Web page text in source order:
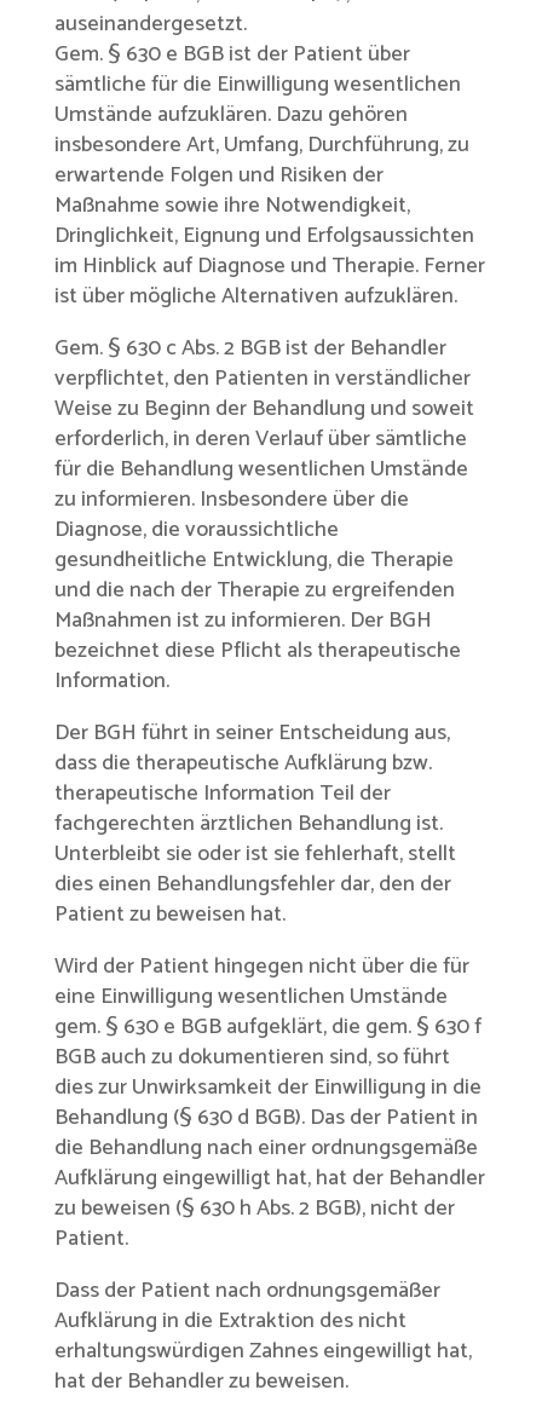
auseinandergesetzt.
Gem. § 630 e BGB ist der Patient über
sämtliche für die Einwilligung wesentlichen
Umstände aufzuklären. Dazu gehören
insbesondere Art, Umfang, Durchführung, zu
erwartende Folgen und Risiken der
Maßnahme sowie ihre Notwendigkeit,
Dringlichkeit, Eignung und Erfolgsaussichten
im Hinblick auf Diagnose und Therapie. Ferner
ist über mögliche Alternativen aufzuklären.
Gem. § 630 c Abs. 2 BGB ist der Behandler
verpflichtet, den Patienten in verständlicher
Weise zu Beginn der Behandlung und soweit
erforderlich, in deren Verlauf über sämtliche
für die Behandlung wesentlichen Umstände
zu informieren. Insbesondere über die
Diagnose, die voraussichtliche
gesundheitliche Entwicklung, die Therapie
und die nach der Therapie zu ergreifenden
Maßnahmen ist zu informieren. Der BGH
bezeichnet diese Pflicht als therapeutische
Information.
Der BGH führt in seiner Entscheidung aus,
dass die therapeutische Aufklärung bzw.
therapeutische Information Teil der
fachgerechten ärztlichen Behandlung ist.
Unterbleibt sie oder ist sie fehlerhaft, stellt
dies einen Behandlungsfehler dar, den der
Patient zu beweisen hat.
Wird der Patient hingegen nicht über die für
eine Einwilligung wesentlichen Umstände
gem. § 630 e BGB aufgeklärt, die gem. § 630 f
BGB auch zu dokumentieren sind, so führt
dies zur Unwirksamkeit der Einwilligung in die
Behandlung (§ 630 d BGB). Das der Patient in
die Behandlung nach einer ordnungsgemäße
Aufklärung eingewilligt hat, hat der Behandler
zu beweisen (§ 630 h Abs. 2 BGB), nicht der
Patient.
Dass der Patient nach ordnungsgemäßer
Aufklärung in die Extraktion des nicht
erhaltungswürdigen Zahnes eingewilligt hat,
hat der Behandler zu beweisen.